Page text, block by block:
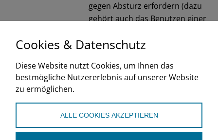
gegen Absturz erfordern (dazu
gehört auch das Benutzen einer
ausgebildetem Personal erledigt
SVK
de
Cookies & Datenschutz
Diese Website nutzt Cookies, um Ihnen das
bestmögliche Nutzererlebnis auf unserer Website
zu ermöglichen.
ALLE COOKIES AKZEPTIEREN